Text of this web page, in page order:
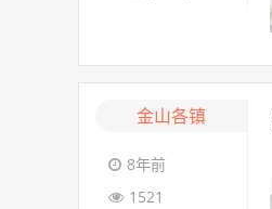
金山各镇
8年前
1521